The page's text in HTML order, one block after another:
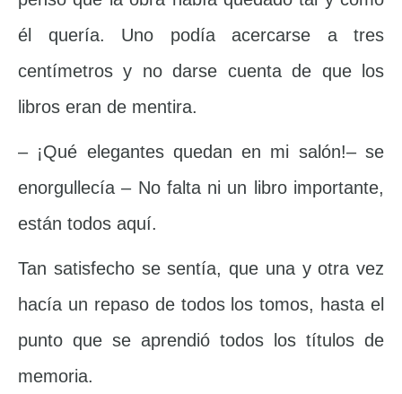
él quería. Uno podía acercarse a tres
centímetros y no darse cuenta de que los
libros eran de mentira.
– ¡Qué elegantes quedan en mi salón!– se
enorgullecía – No falta ni un libro importante,
están todos aquí.
Tan satisfecho se sentía, que una y otra vez
hacía un repaso de todos los tomos, hasta el
punto que se aprendió todos los títulos de
memoria.